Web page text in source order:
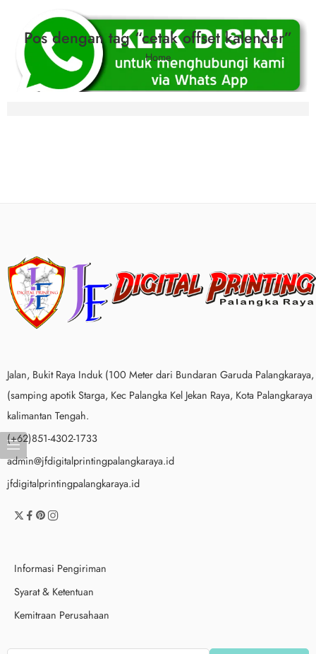
Pos dengan tag “cetak offset kalender”
Home
Jalan, Bukit Raya Induk (100 Meter dari Bundaran Garuda Palangkaraya,
(samping apotik Starga, Kec Palangka Kel Jekan Raya, Kota Palangkaraya
kalimantan Tengah.
(+62)851-4302-1733
admin@jfdigitalprintingpalangkaraya.id
jfdigitalprintingpalangkaraya.id
Informasi Pengiriman
Syarat & Ketentuan
Kemitraan Perusahaan